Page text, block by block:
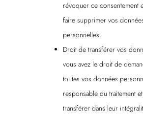
révoquer ce consentement
faire supprimer vos
personnelles.
Droit de transférer vos
vous avez le droit de
toutes vos données
responsable du traitement
transférer dans leur